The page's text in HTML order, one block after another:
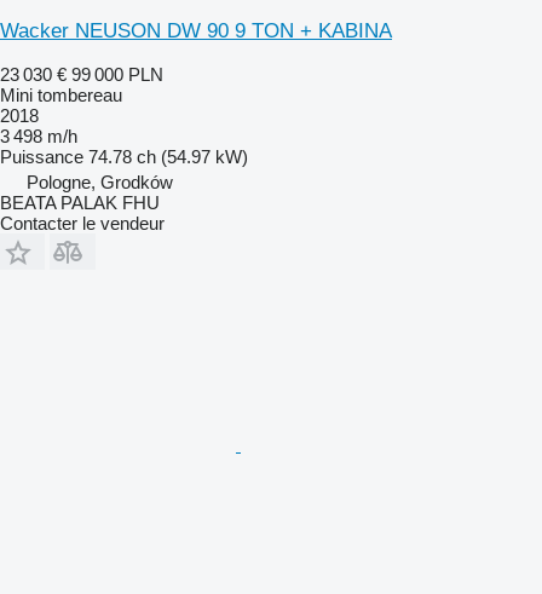
Wacker NEUSON DW 90 9 TON + KABINA
23 030 € 99 000 PLN
Mini tombereau
2018
3 498 m/h
Puissance 74.78 ch (54.97 kW)
Pologne, Grodków
BEATA PALAK FHU
Contacter le vendeur